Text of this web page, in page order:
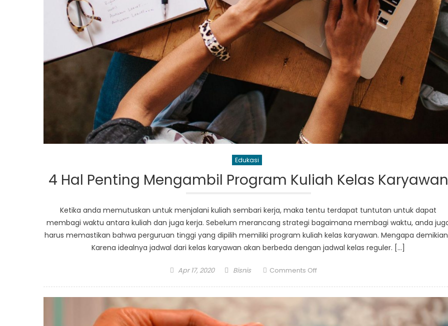
Edukasi
4 Hal Penting Mengambil Program Kuliah Kelas Karyawan
Ketika anda memutuskan untuk menjalani kuliah sembari kerja, maka tentu terdapat tuntutan untuk dapat
membagi waktu antara kuliah dan juga kerja. Sebelum merancang strategi bagaimana membagi waktu, anda
harus memastikan bahwa perguruan tinggi yang dipilih memiliki program kuliah kelas karyawan. Mengapa
Karena idealnya jadwal dari kelas karyawan akan berbeda dengan jadwal kelas reguler. […]
Posted
Apr 17, 2020 Author
Bisnis Comments Offon